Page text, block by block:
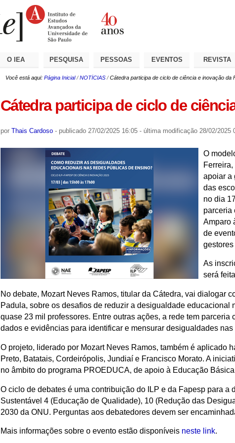
O IEA PESQUISA PESSOAS EVENTOS REVISTA
Você está aqui: Página Inicial /NOTÍCIAS /Cátedra participa de ciclo de ciência e inovação da
Cátedra participa de ciclo de
por Thais Cardoso - publicado27/02/2025 16:05 - última modificação28/02/2025
O
apoiar a
das
no dia
parceria
Amparo
de
As
será
No debate, Mozart Neves Ramos, titular da Cátedra, vai dialogar
Padula, sobre os desafios de reduzir a desigualdade
quase 23 mil professores. Entre outras ações, a rede tem
dados e evidências para identificar e mensurar desigualdades nas
O projeto, liderado por Mozart Neves Ramos, também é aplicado
Preto, Batatais, Cordeirópolis, Jundiaí e Francisco Morato. A
no âmbito do programa PROEDUCA, de apoio à Educação
O ciclo de debates é uma contribuição do ILP e da Fapesp para
Sustentável 4 (Educação de Qualidade), 10 (Redução das
2030 da ONU. Perguntas aos debatedores devem ser
Mais informações sobre o evento estão disponíveis neste link.